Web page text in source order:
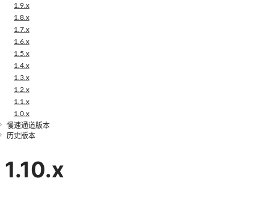
1.9.x
1.8.x
1.7.x
1.6.x
1.5.x
1.4.x
1.3.x
1.2.x
1.1.x
1.0.x
慢速通道版本
历史版本
1.10.x